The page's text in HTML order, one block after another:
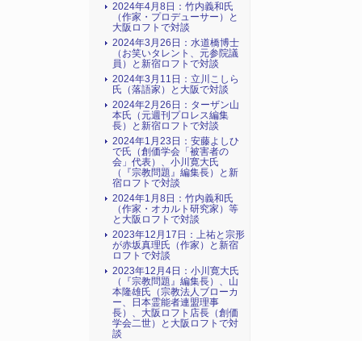
2024年4月8日：竹内義和氏
（作家・プロデューサー）と
大阪ロフトで対談
2024年3月26日：水道橋博士
（お笑いタレント、元参院議
員）と新宿ロフトで対談
2024年3月11日：立川こしら
氏（落語家）と大阪で対談
2024年2月26日：ターザン山
本氏（元週刊プロレス編集
長）と新宿ロフトで対談
2024年1月23日：安藤よしひ
で氏（創価学会「被害者の
会」代表）、小川寛大氏
（『宗教問題』編集長）と新
宿ロフトで対談
2024年1月8日：竹内義和氏
（作家・オカルト研究家）等
と大阪ロフトで対談
2023年12月17日：上祐と宗形
が赤坂真理氏（作家）と新宿
ロフトで対談
2023年12月4日：小川寛大氏
（『宗教問題』編集長）、山
本隆雄氏（宗教法人ブローカ
ー、日本霊能者連盟理事
長）、大阪ロフト店長（創価
学会二世）と大阪ロフトで対
談